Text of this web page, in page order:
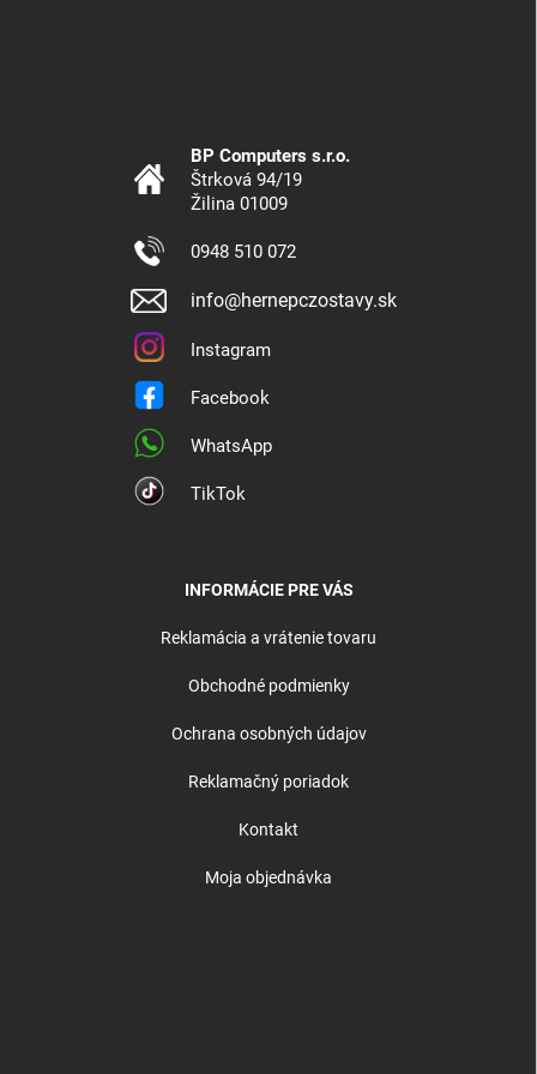
BP Computers s.r.o.
Štrková 94/19
Žilina 01009
0948 510 072
info@hernepczostavy.sk
Instagram
Facebook
WhatsApp
TikTok
INFORMÁCIE PRE VÁS
Reklamácia a vrátenie tovaru
Obchodné podmienky
Ochrana osobných údajov
Reklamačný poriadok
Kontakt
Moja objednávka